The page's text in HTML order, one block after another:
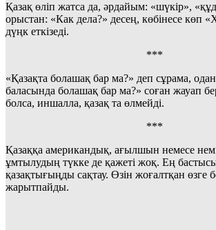
Қазақ өліп жатса да, әрдайым: «шүкір»,
орыстан: «Как дела?» десең, көбінесе көп
дүңк еткізеді.
***
«Қазақта болашақ бар ма?» деп сұрама,
баласында болашақ бар ма?» соған жауап
болса, иншалла, қазақ та өлмейді.
***
Қазаққа американдық, ағылшын немесе
ұмтылудың түкке де қажеті жоқ. Ең бастысы
қазақтығыңды сақтау. Өзін жоғалтқан өзге
жарытпайды.